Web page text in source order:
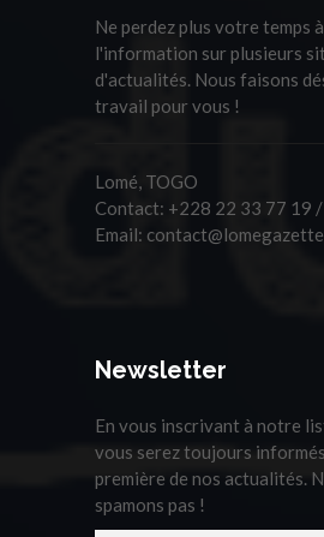
Ne perdez plus votre temps
l'information sur plusieurs
d'actualités. Nous faisons
travail pour vous !
Lomé, TOGO
Contact: +228 22 33 77 19
Email:
Newsletter
En vous inscrivant à notre
vous serez toujours
première de nos actualités.
spamons pas !